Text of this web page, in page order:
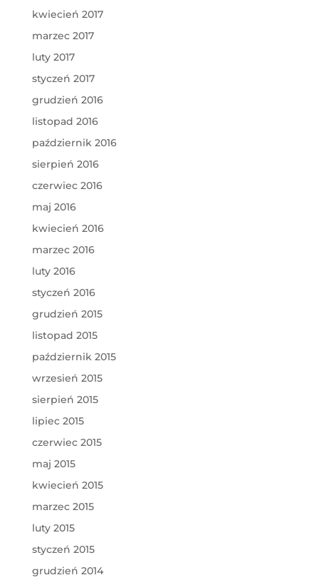
kwiecień 2017
marzec 2017
luty 2017
styczeń 2017
grudzień 2016
listopad 2016
październik 2016
sierpień 2016
czerwiec 2016
maj 2016
kwiecień 2016
marzec 2016
luty 2016
styczeń 2016
grudzień 2015
listopad 2015
październik 2015
wrzesień 2015
sierpień 2015
lipiec 2015
czerwiec 2015
maj 2015
kwiecień 2015
marzec 2015
luty 2015
styczeń 2015
grudzień 2014